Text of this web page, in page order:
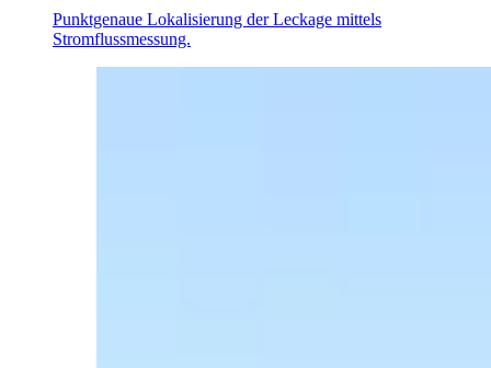
Punktgenaue Lokalisierung der Leckage mittels
Stromflussmessung.